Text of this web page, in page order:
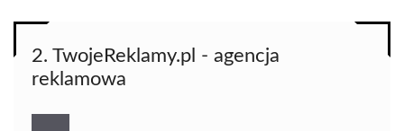
2. TwojeReklamy.pl - agencja
reklamowa